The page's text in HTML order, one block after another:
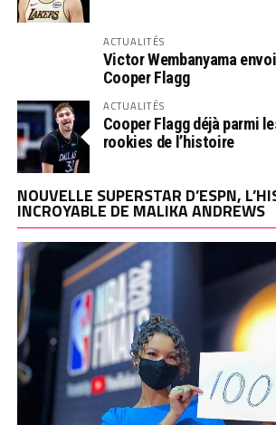
ACTUALITÉS
Victor Wembanyama
Cooper Flagg
ACTUALITÉS
Cooper Flagg déjà parmi
rookies de l’histoire
NOUVELLE SUPERSTAR D’ESPN,
INCROYABLE DE MALIKA ANDREWS